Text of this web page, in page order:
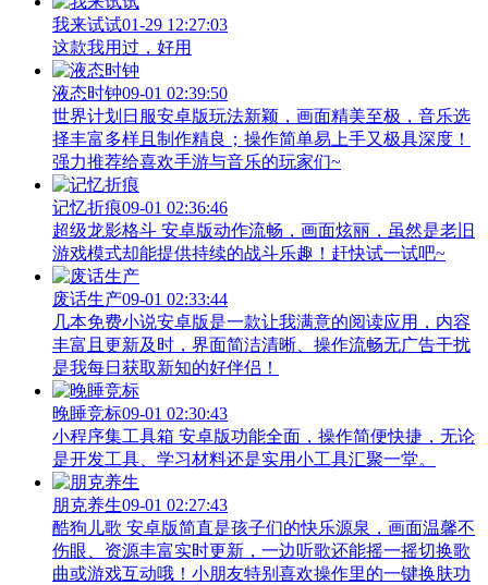
我来试试01-29 12:27:03
这款我用过，好用
液态时钟09-01 02:39:50
世界计划日服安卓版玩法新颖，画面精美至极，音乐选
择丰富多样且制作精良；操作简单易上手又极具深度！
强力推荐给喜欢手游与音乐的玩家们~
记忆折痕09-01 02:36:46
超级龙影格斗 安卓版动作流畅，画面炫丽，虽然是老旧
游戏模式却能提供持续的战斗乐趣！赶快试一试吧~
废话生产09-01 02:33:44
几本免费小说安卓版是一款让我满意的阅读应用，内容
丰富且更新及时，界面简洁清晰、操作流畅无广告干扰
是我每日获取新知的好伴侣！
晚睡竞标09-01 02:30:43
小程序集工具箱 安卓版功能全面，操作简便快捷，无论
是开发工具、学习材料还是实用小工具汇聚一堂。
朋克养生09-01 02:27:43
酷狗儿歌 安卓版简直是孩子们的快乐源泉，画面温馨不
伤眼、资源丰富实时更新，一边听歌还能摇一摇切换歌
曲或游戏互动哦！小朋友特别喜欢操作里的一键换肤功